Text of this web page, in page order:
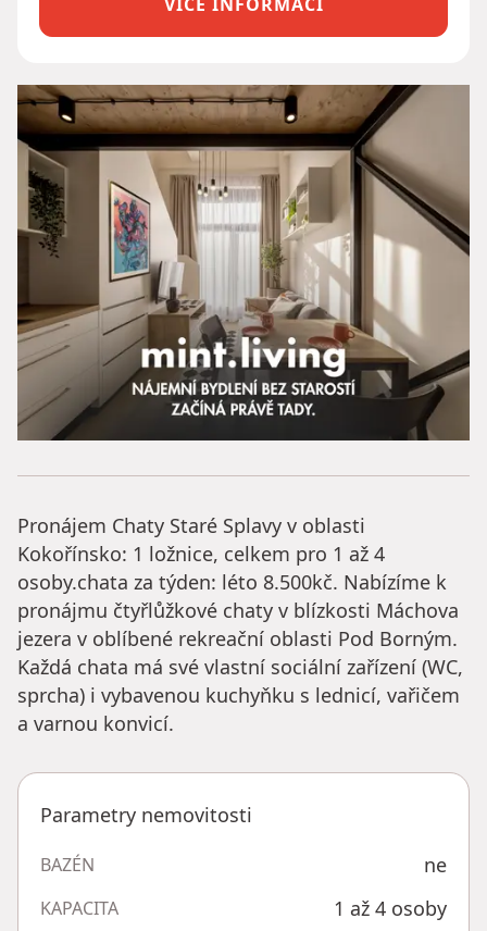
Pronájem Chaty Staré Splavy v oblasti
Kokořínsko: 1 ložnice, celkem pro 1 až 4
osoby.chata za týden: léto 8.500kč. Nabízíme k
pronájmu čtyřlůžkové chaty v blízkosti Máchova
jezera v oblíbené rekreační oblasti Pod Borným.
Každá chata má své vlastní sociální zařízení (WC,
sprcha) i vybavenou kuchyňku s lednicí, vařičem
a varnou konvicí.
Parametry nemovitosti
BAZÉN ne
KAPACITA 1 až 4 osoby